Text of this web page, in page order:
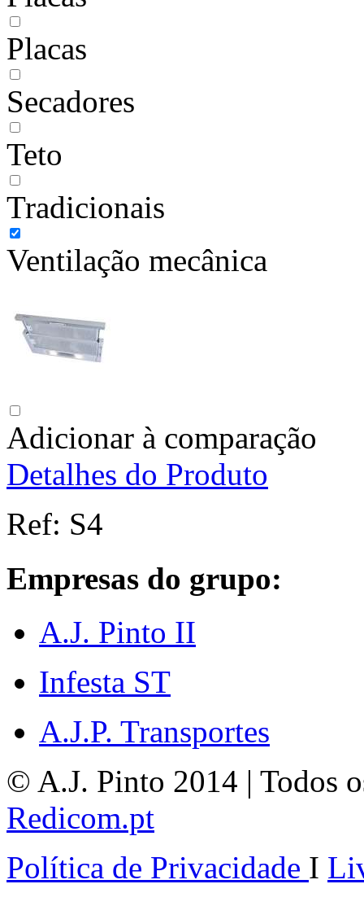
Placas
Secadores
Teto
Tradicionais
Ventilação mecânica
Adicionar à comparação
Detalhes do Produto
Ref: S4
Empresas do grupo:
A.J. Pinto II
Infesta ST
A.J.P. Transportes
© A.J. Pinto 2014 | Todos
Redicom.pt
Política de Privacidade I